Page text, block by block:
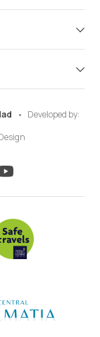
Developed by: